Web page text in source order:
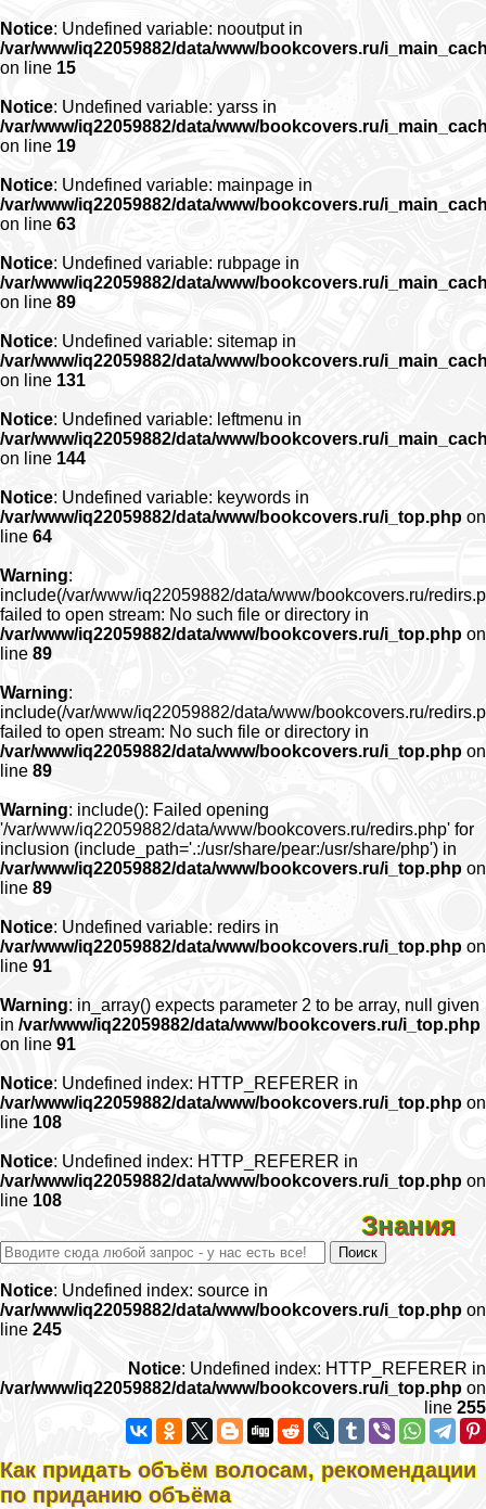
Notice: Undefined variable: nooutput in
/var/www/iq22059882/data/www/bookcovers.ru/
on line 15
Notice: Undefined variable: yarss in
/var/www/iq22059882/data/www/bookcovers.ru/
on line 19
Notice: Undefined variable: mainpage in
/var/www/iq22059882/data/www/bookcovers.ru/
on line 63
Notice: Undefined variable: rubpage in
/var/www/iq22059882/data/www/bookcovers.ru/
on line 89
Notice: Undefined variable: sitemap in
/var/www/iq22059882/data/www/bookcovers.ru/
on line 131
Notice: Undefined variable: leftmenu in
/var/www/iq22059882/data/www/bookcovers.ru/
on line 144
Notice: Undefined variable: keywords in
/var/www/iq22059882/data/www/bookcovers.ru/i_top.php on
line 64
Warning:
include(/var/www/iq22059882/data/www/bookcovers.ru/
failed to open stream: No such file or directory in
/var/www/iq22059882/data/www/bookcovers.ru/i_top.php on
line 89
Warning:
include(/var/www/iq22059882/data/www/bookcovers.ru/
failed to open stream: No such file or directory in
/var/www/iq22059882/data/www/bookcovers.ru/i_top.php on
line 89
Warning: include(): Failed opening
'/var/www/iq22059882/data/www/bookcovers.ru/redirs.php' for
inclusion (include_path='.:/usr/share/pear:/usr/share/php') in
/var/www/iq22059882/data/www/bookcovers.ru/i_top.php on
line 89
Notice: Undefined variable: redirs in
/var/www/iq22059882/data/www/bookcovers.ru/i_top.php on
line 91
Warning: in_array() expects parameter 2 to be array, null given
in /var/www/iq22059882/data/www/bookcovers.ru/i_top.php
on line 91
Notice: Undefined index: HTTP_REFERER in
/var/www/iq22059882/data/www/bookcovers.ru/i_top.php on
line 108
Notice: Undefined index: HTTP_REFERER in
/var/www/iq22059882/data/www/bookcovers.ru/i_top.php on
line 108
Знания
Notice: Undefined index: source in
/var/www/iq22059882/data/www/bookcovers.ru/i_top.php on
line 245
Notice: Undefined index: HTTP_REFERER in
/var/www/iq22059882/data/www/bookcovers.ru/i_top.php on
line 255
Как придать объём волосам, рекомендации
по приданию объёма